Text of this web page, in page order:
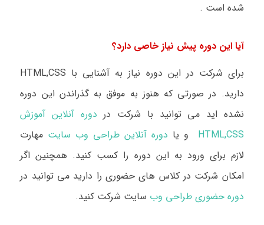
شده است .
آیا این دوره پیش نیاز خاصی دارد؟
برای شرکت در این دوره نیاز به آشنایی با HTML,CSS
دارید. در صورتی که هنوز به موفق به گذراندن این دوره
نشده اید می توانید با شرکت در دوره آنلاین آموزش
HTML,CSS و یا دوره آنلاین طراحی وب سایت مهارت
لازم برای ورود به این دوره را کسب کنید. همچنین اگر
امکان شرکت در کلاس های حضوری را دارید می توانید در
دوره حضوری طراحی وب سایت شرکت کنید.